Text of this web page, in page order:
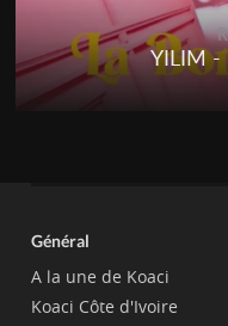
Général
A la une de Koaci
Koaci Côte d'Ivoire